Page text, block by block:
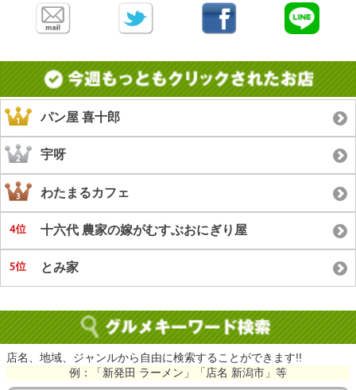
パン屋 喜十郎
宇呀
わたまるカフェ
十六代 農家の嫁がむすぶおにぎり屋
とみ家
店名、地域、ジャンルから自由に検索することができます!!
例：「新発田 ラーメン」「店名 新潟市」等